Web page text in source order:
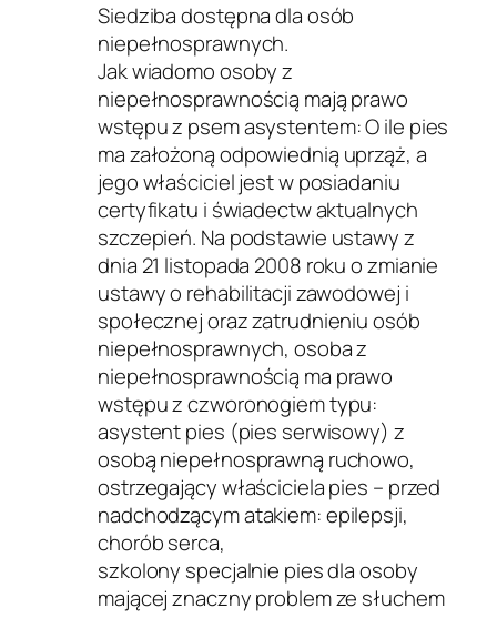
Siedziba dostępna dla osób
niepełnosprawnych.
Jak wiadomo osoby z
niepełnosprawnością mają prawo
wstępu z psem asystentem: O ile pies
ma założoną odpowiednią uprząż, a
jego właściciel jest w posiadaniu
certyfikatu i świadectw aktualnych
szczepień. Na podstawie ustawy z
dnia 21 listopada 2008 roku o zmianie
ustawy o rehabilitacji zawodowej i
społecznej oraz zatrudnieniu osób
niepełnosprawnych, osoba z
niepełnosprawnością ma prawo
wstępu z czworonogiem typu:
asystent pies (pies serwisowy) z
osobą niepełnosprawną ruchowo,
ostrzegający właściciela pies – przed
nadchodzącym atakiem: epilepsji,
chorób serca,
szkolony specjalnie pies dla osoby
mającej znaczny problem ze słuchem